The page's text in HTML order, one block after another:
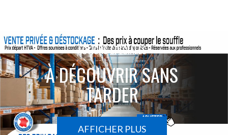
ACTIONS SPÉCIALES
À DÉCOUVRIR SANS
TARDER
AFFICHER PLUS